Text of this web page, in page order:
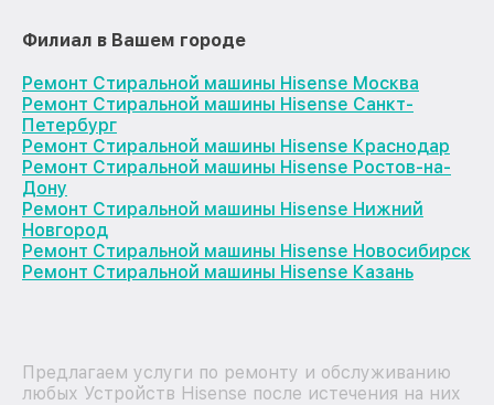
Филиал в Вашем городе
Ремонт Стиральной машины Hisense Москва
Ремонт Стиральной машины Hisense Санкт-
Петербург
Ремонт Стиральной машины Hisense Краснодар
Ремонт Стиральной машины Hisense Ростов-на-
Дону
Ремонт Стиральной машины Hisense Нижний
Новгород
Ремонт Стиральной машины Hisense Новосибирск
Ремонт Стиральной машины Hisense Казань
Предлагаем услуги по ремонту и обслуживанию
любых Устройств Hisense после истечения на них